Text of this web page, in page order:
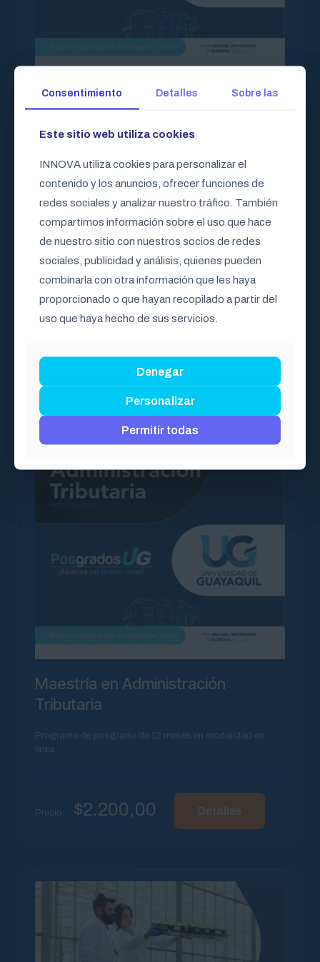
Maestría en Administración de
Empresas
línea para formar profesionales con capacidad de
Precio: $2.000,00 Detalles
Maestría en Administración
Tributaria
Programa de posgrado de 12 meses en modalidad en
línea
Precio: $2.200,00 Detalles
Consentimiento Detalles Sobre las
Este sitio web utiliza cookies
INNOVA utiliza cookies para personalizar el
contenido y los anuncios, ofrecer funciones de
redes sociales y analizar nuestro tráfico. También
compartimos información sobre el uso que hace
de nuestro sitio con nuestros socios de redes
sociales, publicidad y análisis, quienes pueden
combinarla con otra información que les haya
proporcionado o que hayan recopilado a partir del
uso que haya hecho de sus servicios.
Denegar
Personalizar
Permitir todas
Consentimiento Detalles Sobre las
Este sitio web utiliza cookies
INNOVA utiliza cookies para personalizar el
contenido y los anuncios, ofrecer funciones de
redes sociales y analizar nuestro tráfico. También
compartimos información sobre el uso que hace
de nuestro sitio con nuestros socios de redes
sociales, publicidad y análisis, quienes pueden
combinarla con otra información que les haya
proporcionado o que hayan recopilado a partir del
uso que haya hecho de sus servicios.
Denegar
Personalizar
Permitir todas